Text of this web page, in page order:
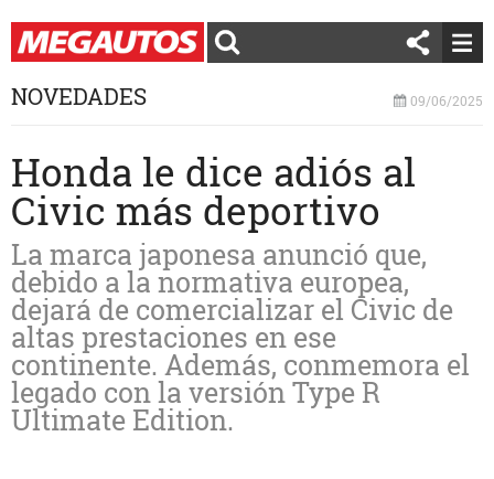
NOVEDADES 09/06/2025
Honda le dice adiós al
Civic más deportivo
La marca japonesa anunció que,
debido a la normativa europea,
dejará de comercializar el Civic de
altas prestaciones en ese
continente. Además, conmemora el
legado con la versión Type R
Ultimate Edition.